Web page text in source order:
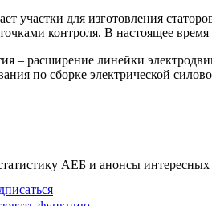
участки для изготовления
контроля. В настоящее
– расширение линейки
по сборке электрической
АЕБ и анонсы